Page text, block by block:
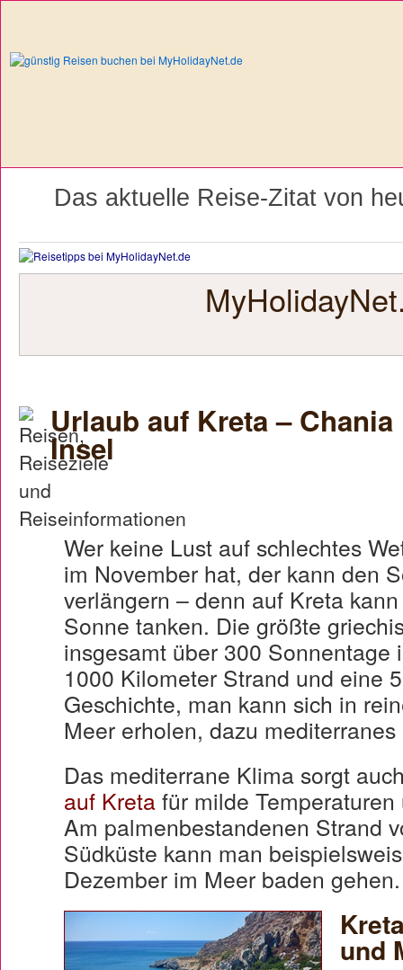
Das aktuelle Reise-Zitat von
Urlaub auf Kreta –
Insel
Wer keine Lust auf schlechtes
im November hat, der kann den
verlängern – denn auf Kreta
Sonne tanken. Die größte
insgesamt über 300 Sonnentage
1000 Kilometer Strand und eine
Geschichte, man kann sich in
Meer erholen, dazu
Das mediterrane Klima sorgt
auf Kreta für milde
Am palmenbestandenen Strand
Südküste kann man
Dezember im Meer baden gehen.
und